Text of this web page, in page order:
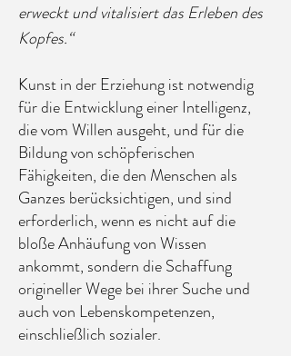
erweckt und vitalisiert das Erleben des
Kopfes.“
Kunst in der Erziehung ist notwendig
für die Entwicklung einer Intelligenz,
die vom Willen ausgeht, und für die
Bildung von schöpferischen
Fähigkeiten, die den Menschen als
Ganzes berücksichtigen, und sind
erforderlich, wenn es nicht auf die
bloße Anhäufung von Wissen
ankommt, sondern die Schaffung
origineller Wege bei ihrer Suche und
auch von Lebenskompetenzen,
einschließlich sozialer.